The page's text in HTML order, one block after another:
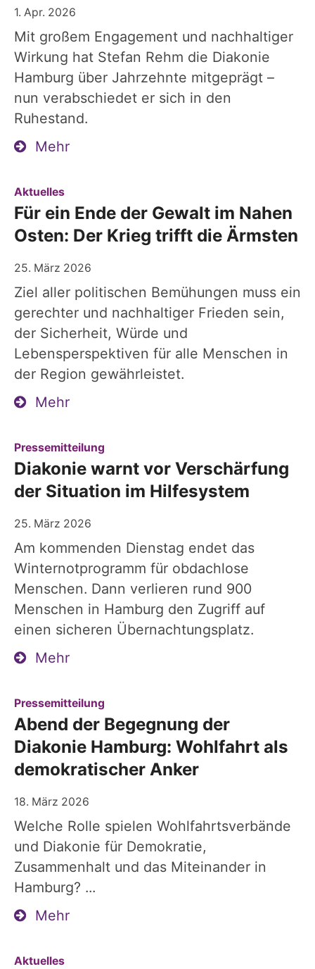
1. Apr. 2026
Mit großem Engagement und nachhaltiger
Wirkung hat Stefan Rehm die Diakonie
Hamburg über Jahrzehnte mitgeprägt –
nun verabschiedet er sich in den
Ruhestand.
Mehr
Aktuelles:
Für ein Ende der Gewalt im Nahen
Osten: Der Krieg trifft die Ärmsten
25. März 2026
Ziel aller politischen Bemühungen muss ein
gerechter und nachhaltiger Frieden sein,
der Sicherheit, Würde und
Lebensperspektiven für alle Menschen in
der Region gewährleistet.
Mehr
Pressemitteilung
Diakonie warnt vor Verschärfung
der Situation im Hilfesystem
25. März 2026
Am kommenden Dienstag endet das
Winternotprogramm für obdachlose
Menschen. Dann verlieren rund 900
Menschen in Hamburg den Zugriff auf
einen sicheren Übernachtungsplatz.
Mehr
Pressemitteilung
Abend der Begegnung der
Diakonie Hamburg: Wohlfahrt als
demokratischer Anker
18. März 2026
Welche Rolle spielen Wohlfahrtsverbände
und Diakonie für Demokratie,
Zusammenhalt und das Miteinander in
Hamburg? ...
Mehr
Aktuelles: